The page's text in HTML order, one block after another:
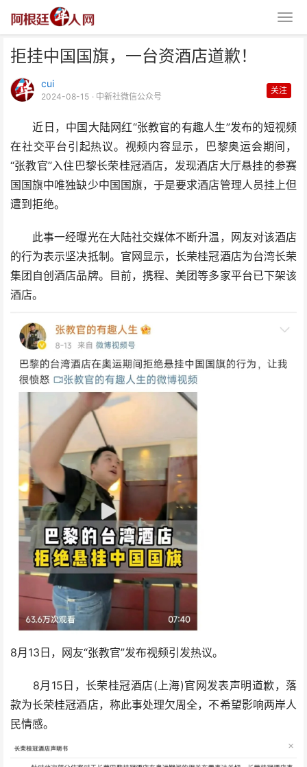
拒挂中国国旗，一台资酒店道歉！
cui
2024-08-15 · 中新社微信公众号
关注
近日，中国大陆网红“张教官的有趣人生”发布的短视频
在社交平台引起热议。视频内容显示，巴黎奥运会期间，
“张教官”入住巴黎长荣桂冠酒店，发现酒店大厅悬挂的参赛
国国旗中唯独缺少中国国旗，于是要求酒店管理人员挂上但
遭到拒绝。
此事一经曝光在大陆社交媒体不断升温，网友对该酒店
的行为表示坚决抵制。官网显示，长荣桂冠酒店为台湾长荣
集团自创酒店品牌。目前，携程、美团等多家平台已下架该
酒店。
8月13日，网友“张教官”发布视频引发热议。
8月15日，长荣桂冠酒店(上海)官网发表声明道歉，落
款为长荣桂冠酒店，称此事处理欠周全，不希望影响两岸人
民情感。
拒挂中国国旗，一台资酒店道歉！